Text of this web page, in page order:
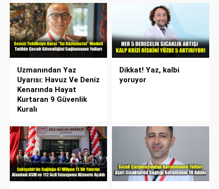
Uzmanından Yaz
Uyarısı: Havuz Ve Deniz
Kenarında Hayat
Kurtaran 9 Güvenlik
Kuralı
Dikkat! Yaz, kalbi
yoruyor